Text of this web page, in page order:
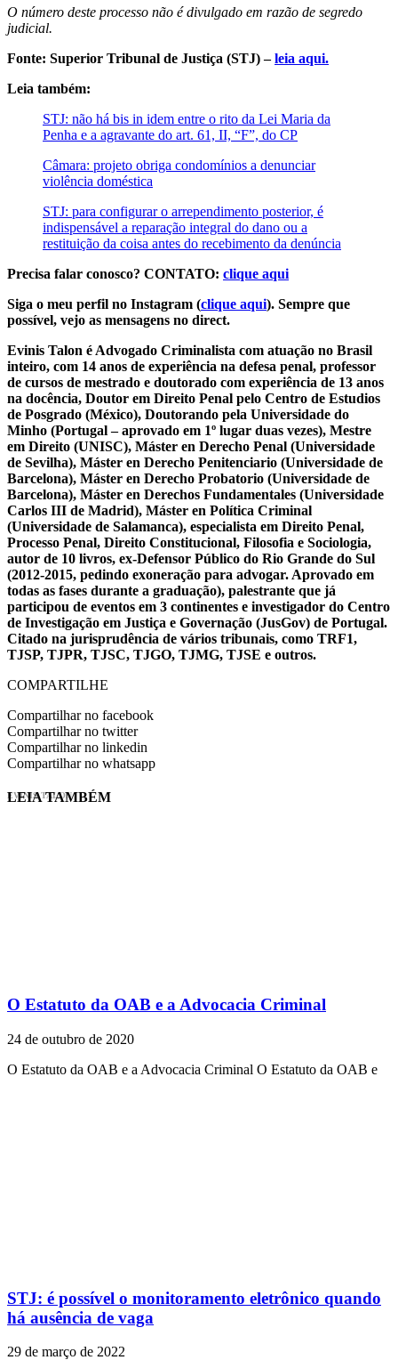
O número deste processo não é divulgado em razão de segredo
judicial.
Fonte: Superior Tribunal de Justiça (STJ) –leia aqui.
Leia também:
STJ: não há bis in idem entre o rito da Lei Maria da
Penha e a agravante do art. 61, II, “F”, do CP
Câmara: projeto obriga condomínios a denunciar
violência doméstica
STJ: para configurar o arrependimento posterior, é
indispensável a reparação integral do dano ou a
restituição da coisa antes do recebimento da denúncia
Precisa falar conosco? CONTATO: clique aqui
Siga o meu perfil no Instagram (clique aqui). Sempre que
possível, vejo as mensagens no direct.
Evinis Talon é Advogado Criminalista com atuação no Brasil
inteiro, com 14 anos de experiência na defesa penal, professor
de cursos de mestrado e doutorado com experiência de 13 anos
na docência, Doutor em Direito Penal pelo Centro de Estudios
de Posgrado (México), Doutorando pela Universidade do
Minho (Portugal – aprovado em 1º lugar duas vezes), Mestre
em Direito (UNISC), Máster en Derecho Penal (Universidade
de Sevilha), Máster en Derecho Penitenciario (Universidade de
Barcelona), Máster en Derecho Probatorio (Universidade de
Barcelona), Máster en Derechos Fundamentales (Universidade
Carlos III de Madrid), Máster en Política Criminal
(Universidade de Salamanca), especialista em Direito Penal,
Processo Penal, Direito Constitucional, Filosofia e Sociologia,
autor de 10 livros, ex-Defensor Público do Rio Grande do Sul
(2012-2015, pedindo exoneração para advogar. Aprovado em
todas as fases durante a graduação), palestrante que já
participou de eventos em 3 continentes e investigador do Centro
de Investigação em Justiça e Governação (JusGov) de Portugal.
Citado na jurisprudência de vários tribunais, como TRF1,
TJSP, TJPR, TJSC, TJGO, TJMG, TJSE e outros.
COMPARTILHE
Compartilhar no facebook
Compartilhar no twitter
Compartilhar no linkedin
Compartilhar no whatsapp
EVINIS TALON
LEIA TAMBÉM
O Estatuto da OAB e a Advocacia Criminal
24 de outubro de 2020
O Estatuto da OAB e a Advocacia Criminal O Estatuto da OAB e
STJ: é possível o monitoramento eletrônico quando
há ausência de vaga
29 de março de 2022